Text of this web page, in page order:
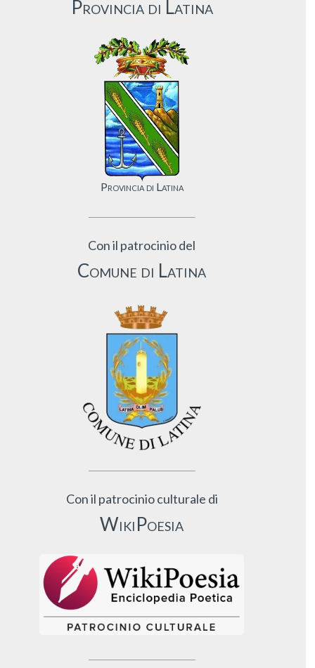
Provincia di Latina
Provincia di Latina
Con il patrocinio del
Comune di Latina
Con il patrocinio culturale di
WikiPoesia